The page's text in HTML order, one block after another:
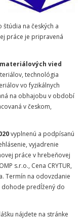
na českých a
práce je pripravená
materiálových vied
technológia
vo fyzikálnych
na obhajobu v období
v českom,
vyplnenú a podpísanú
vyjadrenie
práce v hrebeňovej
s.r.o., Cena CRYTUR,
Termín na odovzdanie
predĺžený do
nájdete na stránke